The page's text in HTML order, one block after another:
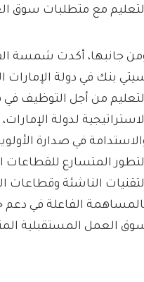
مع متطلبات سوق
جانبها، أكدت شمسة
بنك في دولة
من أجل التوظيف في
لدولة
في صدارة
المتسارع
الناشئة وقطاعات
الفاعلة في دعم
العمل المستقبلية